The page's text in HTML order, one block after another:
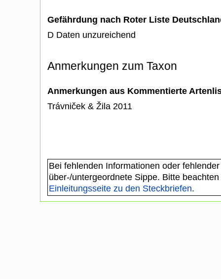
Gefährdung nach Roter Liste
D Daten unzureichend
Anmerkungen zum Taxon
Anmerkungen aus Kommentierte
Trávniček & Žila 2011
Bei fehlenden Informationen oder
über-/untergeordnete Sippe. Bitte
Einleitungsseite zu den Steckbriefen.